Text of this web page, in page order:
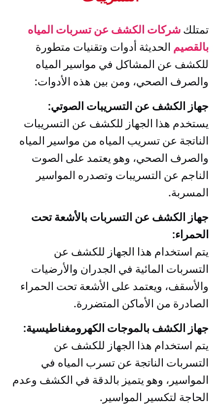
تمتلك شركات الكشف عن تسربات المياه
بالقصيم الحديثة أدوات وتقنيات متطورة
للكشف عن المشاكل في مواسير المياه
والصرف الصحي، ومن بين هذه الأدوات:
جهاز الكشف عن التسريبات الصوتي:
يستخدم هذا الجهاز للكشف عن التسريبات
الناتجة عن تسريب المياه من مواسير المياه
والصرف الصحي، وهو يعتمد على الصوت
الناجم عن التسريبات وتصدره المواسير
المسربة.
جهاز الكشف عن التسربات بالأشعة تحت
الحمراء:
يتم استخدام هذا الجهاز للكشف عن
التسربات المائية في الجدران والأرضيات
والأسقف، ويعتمد على الأشعة تحت الحمراء
الصادرة من الأماكن المتضررة.
جهاز الكشف بالموجات الكهرومغناطيسية:
يتم استخدام هذا الجهاز للكشف عن
التسربات الناتجة عن تسرب المياه في
المواسير، وهو يتميز بالدقة في الكشف وعدم
الحاجة لتكسير المواسير.